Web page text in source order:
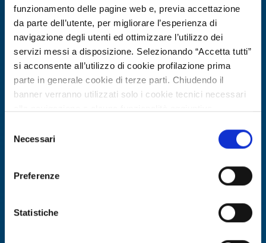
funzionamento delle pagine web e, previa accettazione
da parte dell’utente, per migliorare l’esperienza di
navigazione degli utenti ed ottimizzare l’utilizzo dei
servizi messi a disposizione. Selezionando “Accetta tutti”
si acconsente all’utilizzo di cookie profilazione prima
parte in generale cookie di terze parti. Chiudendo il
banner verranno utilizzati solo i cookie tecnici necessari
Per conoscere i dettagli, consulta la nostra cookie policy.
https://www.openinnovation.regione.lombardia.it/it/co
https://www.openinnovation.regione.lombardia.it/it/pr
delNecessari
Preferenze
Statistiche
Laboratorio 5G austriaco offre
accesso per sviluppo e validazione di
applicazioni 5G